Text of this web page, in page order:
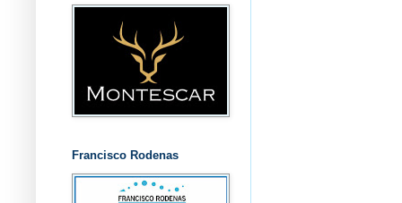
Francisco Rodenas